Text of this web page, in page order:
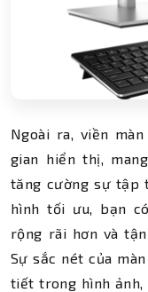
Ngoài ra, viền
gian hiển thị,
tăng cường sự tập
hình tối ưu, bạn
rộng rãi hơn và
Sự sắc nét của
tiết trong hình ảnh,